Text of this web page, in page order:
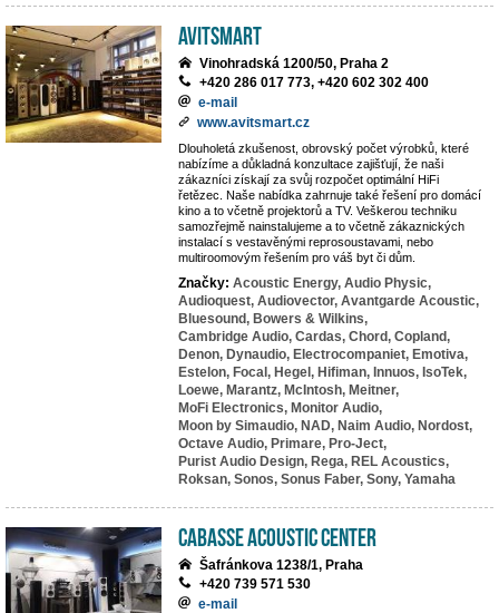
Avitsmart
Vinohradská 1200/50, Praha 2
+420 286 017 773, +420 602 302 400
e-mail
www.avitsmart.cz
Dlouholetá zkušenost, obrovský počet výrobků, které
nabízíme a důkladná konzultace zajišťují, že naši
zákazníci získají za svůj rozpočet optimální HiFi
řetězec. Naše nabídka zahrnuje také řešení pro domácí
kino a to včetně projektorů a TV. Veškerou techniku
samozřejmě nainstalujeme a to včetně zákaznických
instalací s vestavěnými reprosoustavami, nebo
multiroomovým řešením pro váš byt či dům.
Značky: Acoustic Energy, Audio Physic,
Audioquest, Audiovector, Avantgarde Acoustic,
Bluesound, Bowers & Wilkins,
Cambridge Audio, Cardas, Chord, Copland,
Denon, Dynaudio, Electrocompaniet, Emotiva,
Estelon, Focal, Hegel, Hifiman, Innuos, IsoTek,
Loewe, Marantz, McIntosh, Meitner,
MoFi Electronics, Monitor Audio,
Moon by Simaudio, NAD, Naim Audio, Nordost,
Octave Audio, Primare, Pro-Ject,
Purist Audio Design, Rega, REL Acoustics,
Roksan, Sonos, Sonus Faber, Sony, Yamaha
Cabasse Acoustic Center
Šafránkova 1238/1, Praha
+420 739 571 530
e-mail